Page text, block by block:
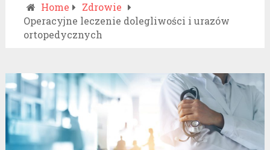
Home
Zdrowie
Operacyjne leczenie dolegliwości i urazów
ortopedycznych